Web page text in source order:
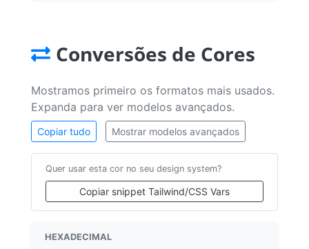
Conversões de Cores
Mostramos primeiro os formatos mais usados.
Expanda para ver modelos avançados.
Copiar tudo Mostrar modelos avançados
Quer usar esta cor no seu design system?
Copiar snippet Tailwind/CSS Vars
HEXADECIMAL